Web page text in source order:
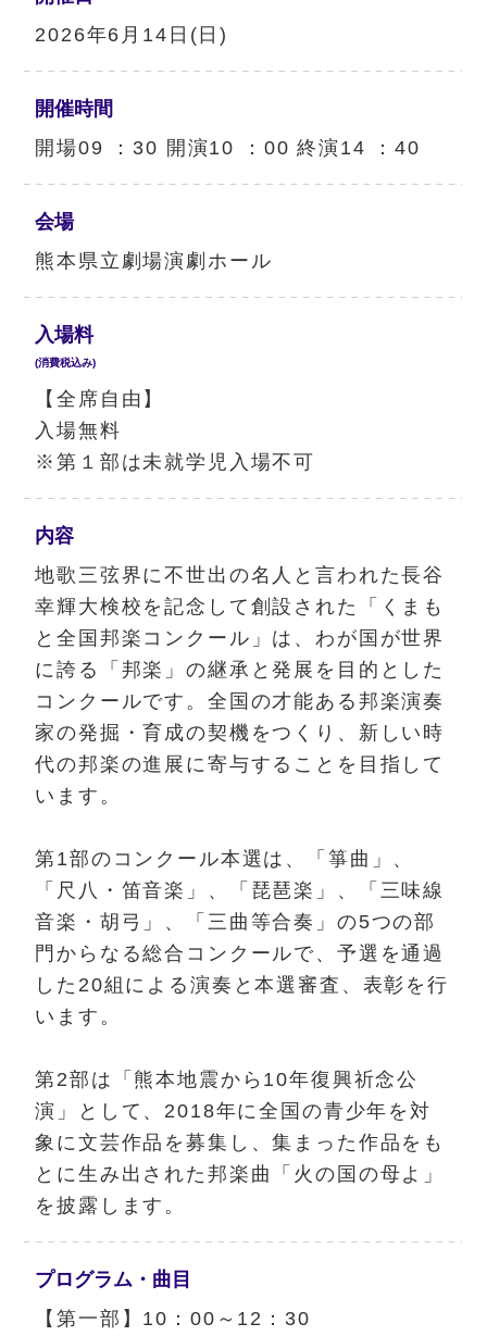
2026年6月14日(日)
開催時間
開場09 ：30 開演10 ：00 終演14 ：40
会場
熊本県立劇場演劇ホール
入場料
(消費税込み)
【全席自由】
入場無料
※第１部は未就学児入場不可
内容
地歌三弦界に不世出の名人と言われた長谷
幸輝大検校を記念して創設された「くまも
と全国邦楽コンクール」は、わが国が世界
に誇る「邦楽」の継承と発展を目的とした
コンクールです。全国の才能ある邦楽演奏
家の発掘・育成の契機をつくり、新しい時
代の邦楽の進展に寄与することを目指して
います。
第1部のコンクール本選は、「箏曲」、
「尺八・笛音楽」、「琵琶楽」、「三味線
音楽・胡弓」、「三曲等合奏」の5つの部
門からなる総合コンクールで、予選を通過
した20組による演奏と本選審査、表彰を行
います。
第2部は「熊本地震から10年復興祈念公
演」として、2018年に全国の青少年を対
象に文芸作品を募集し、集まった作品をも
とに生み出された邦楽曲「火の国の母よ」
を披露します。
プログラム・ 曲目
【第一部】10：00～12：30